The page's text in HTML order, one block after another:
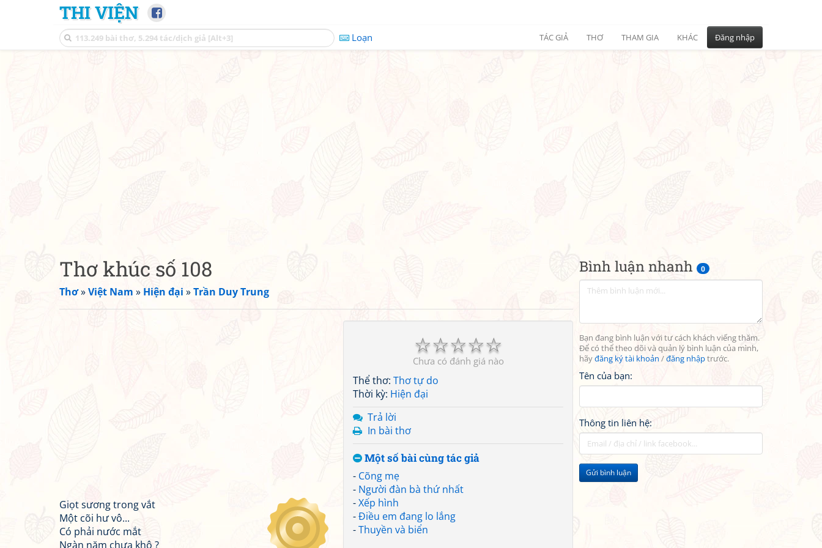
THI VIỆN
Loạn TÁC GIẢ THƠ THAM GIA KHÁC Đăng nhập
Bình luận nhanh 0
Bạn đang bình luận với tư cách khách viếng thăm.
Để có thể theo dõi và quản lý bình luận của mình,
hãyđăng ký tài khoản /đăng nhậptrước.
Tên của bạn:
Thông tin liên hệ:
Gửi bình luận
Thơ khúc số 108
Thơ»Việt Nam » Hiện đại »Trần Duy Trung
☆
☆
☆
☆
☆
Chưa có đánh giá nào
Thể thơ: Thơ tự do
Thời kỳ: Hiện đại
Trả lời
In bài thơ
Một số bài cùng tác giả
- Cõng mẹ
- Người đàn bà thứ nhất
-Xếp hình
-Điều em đang lo lắng
-Thuyền và biển
Giọt sương trong vắt
Một cõi hư vô...
Có phải nước mắt
Ngàn năm chưa khô ?